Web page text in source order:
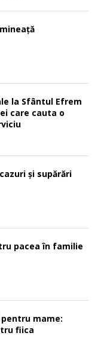
la Sfântul Efrem
care cauta o
și supărări
pacea în familie
mame:
fiica